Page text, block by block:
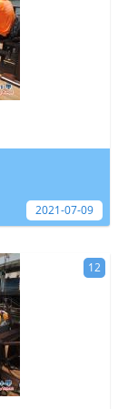
2021-07-09
12